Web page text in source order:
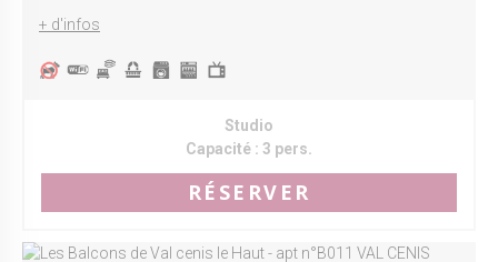
+ d'infos
Studio
Capacité : 3 pers.
RÉSERVER